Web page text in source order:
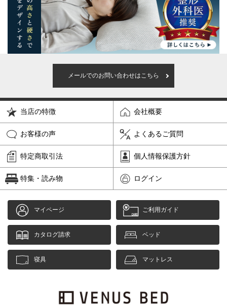
メールでのお問い合わせはこちら
当店の特徴 会社概要
お客様の声 よくあるご質問
特定商取引法 個人情報保護方針
特集・読み物 ログイン
マイページ ご利用ガイド
カタログ請求 ベッド
寝具 マットレス